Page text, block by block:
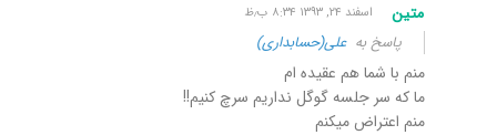
متین اسفند ۲۴, ۱۳۹۳ ۸:۳۴ ب٫ظ
پاسخ بهعلی(حسابداری)
منم با شما هم عقیده ام
ما که سر جلسه گوگل نداریم سرچ کنیم!!
منم اعتراض میکنم